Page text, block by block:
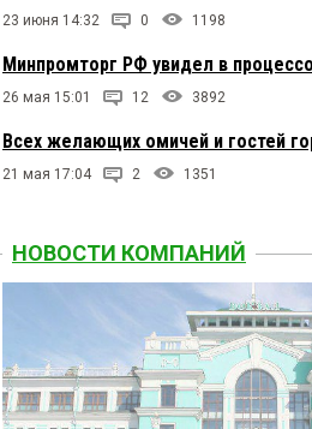
23 июня 14:32 0 1198
Минпромторг РФ увидел в
26 мая 15:01 12 3892
Всех желающих омичей и гостей
21 мая 17:04 2 1351
НОВОСТИ КОМПАНИЙ